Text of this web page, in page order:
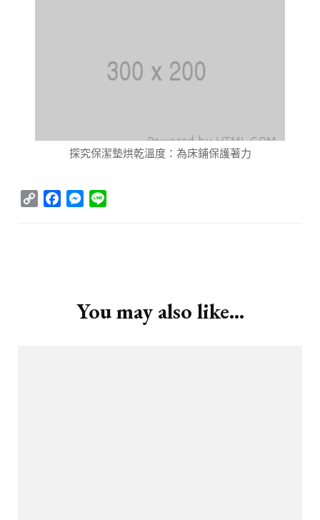
探究保潔墊烘乾溫度：為床鋪保護著力
Copy
FacebookMessenger
You may also like...